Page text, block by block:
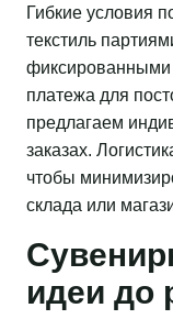
Гибкие условия
текстиль
фиксированными
платежа для
предлагаем
заказах.
чтобы
склада или
идеи до